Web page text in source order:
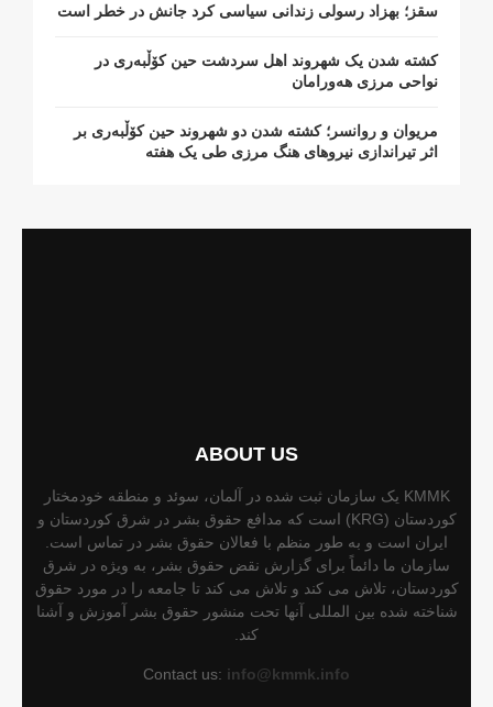
سقز؛ بهزاد رسولی زندانی سیاسی کرد جانش در خطر است
کشتە شدن یک شهروند اهل سردشت حین کۆڵبەری در
نواحی مرزی هەورامان
مریوان و روانسر؛ کشته شدن دو شهروند حین کۆڵبەری بر
اثر تیراندازی نیروهای هنگ مرزی طی یک هفته
ABOUT US
KMMK یک سازمان ثبت شده در آلمان، سوئد و منطقه خودمختار
کوردستان (KRG) است که مدافع حقوق بشر در شرق کوردستان و
ایران است و به طور منظم با فعالان حقوق بشر در تماس است.
سازمان ما دائماً برای گزارش نقض حقوق بشر، به ویژه در شرق
کوردستان، تلاش می کند و تلاش می کند تا جامعه را در مورد حقوق
شناخته شده بین المللی آنها تحت منشور حقوق بشر آموزش و آشنا
کند.
Contact us: info@kmmk.info